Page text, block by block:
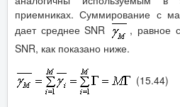
приемниках. Суммирование с
дает среднее SNR
, равное
SNR, как показано ниже.
(15.44)